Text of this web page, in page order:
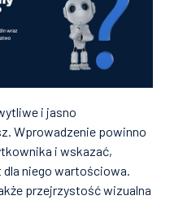
i jasno
Wprowadzenie powinno
i wskazać,
niego wartościowa.
przejrzystość wizualna